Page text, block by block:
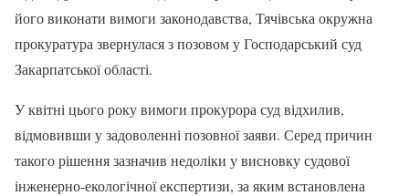
його виконати вимоги законодавства, Тячівська окружна
прокуратура звернулася з позовом у Господарський суд
Закарпатської області.
У квітні цього року вимоги прокурора суд відхилив,
відмовивши у задоволенні позовної заяви. Серед причин
такого рішення зазначив недоліки у висновку судової
інженерно-екологічної експертизи, за яким встановлена